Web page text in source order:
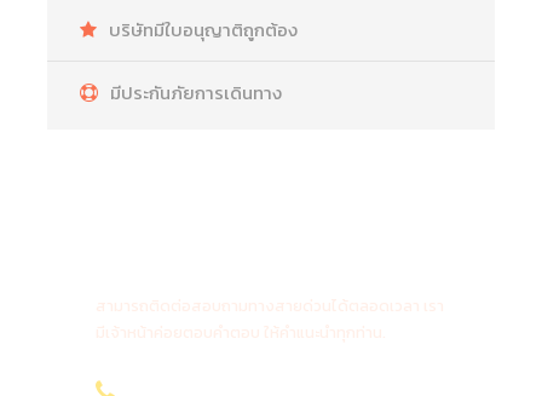
บริษัทมีใบอนุญาติถูกต้อง
มีประกันภัยการเดินทาง